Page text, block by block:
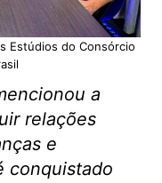
Estúdios do Consórcio
a
relações
e
conquistado